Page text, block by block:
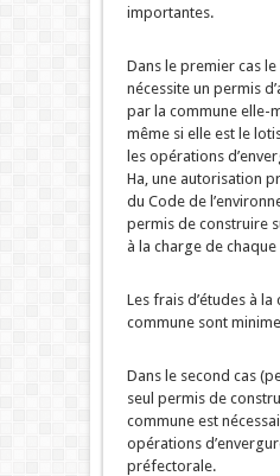
importantes.
Dans le premier cas
nécessite un permis
par la commune elle-
même si elle est le
les opérations
Ha, une autorisation
du Code de
permis de construire
à la charge de
Les frais d’études à la
commune sont
Dans le second cas
seul permis de
commune est
opérations
préfectorale.